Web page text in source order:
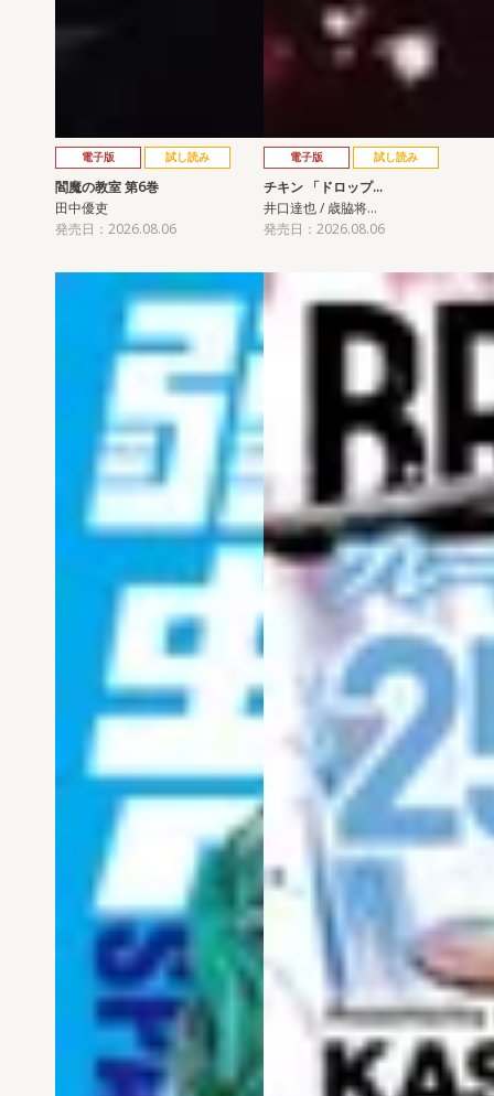
電子版 試し読み
閻魔の教室 第6巻
田中優吏
発売日：2026.08.06
電子版 試し読み
チキン 「ドロップ…
井口達也 / 歳脇将…
発売日：2026.08.06